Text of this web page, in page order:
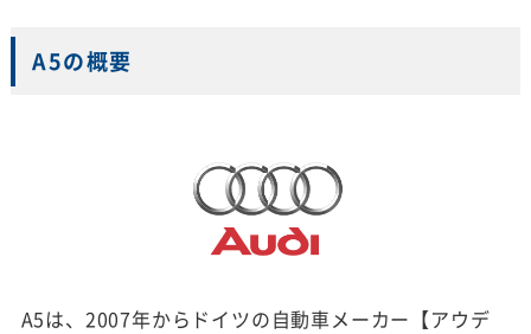
A5の概要
A5は、2007年からドイツの自動車メーカー【アウデ